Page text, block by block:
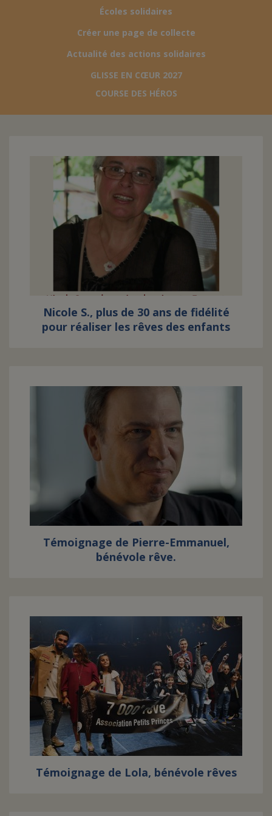
FAIRE UN DON
ESPACE PRESSE
BÉNÉVOLE
UN PETIT PRINCE
Écoles solidaires
Créer une page de collecte
Actualité des actions solidaires
GLISSE EN CŒUR 2027
COURSE DES HÉROS
Nicole S., plus de 30 ans de fidélité
pour réaliser les rêves des enfants
Témoignage de Pierre-Emmanuel,
bénévole rêve.
Témoignage de Lola, bénévole rêves